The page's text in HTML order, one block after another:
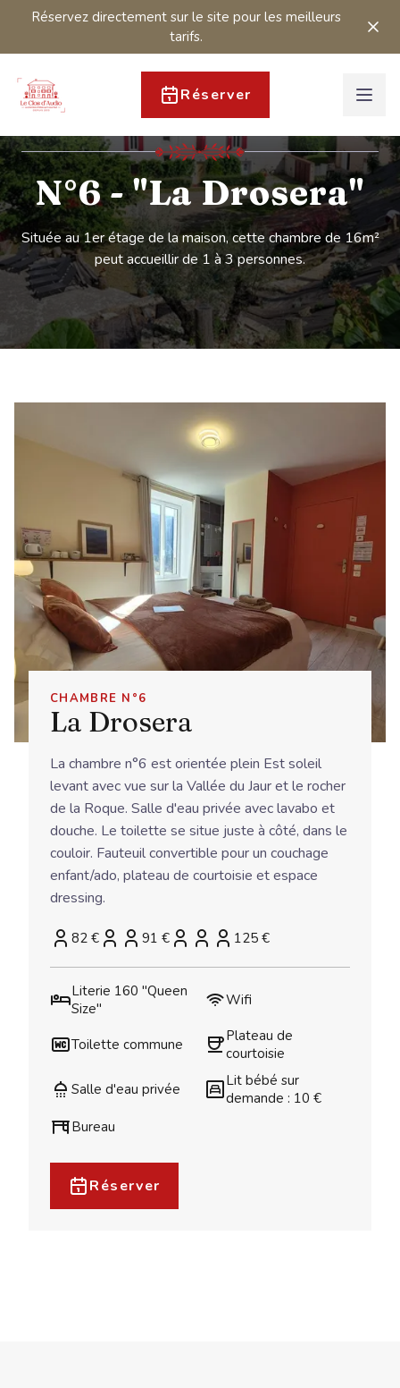
Réservez directement sur le site pour les meilleurs
tarifs.
Réserver
N°6 - "La Drosera"
Située au 1er étage de la maison, cette chambre de 16m²
peut accueillir de 1 à 3 personnes.
CHAMBRE N°6
La Drosera
La chambre n°6 est orientée plein Est soleil
levant avec vue sur la Vallée du Jaur et le rocher
de la Roque. Salle d'eau privée avec lavabo et
douche. Le toilette se situe juste à côté, dans le
couloir. Fauteuil convertible pour un couchage
enfant/ado, plateau de courtoisie et espace
dressing.
82 € 91 € 125 €
Literie 160 "Queen
Size"
Wifi
Toilette commune
Plateau de
courtoisie
Salle d'eau privée
Lit bébé sur
demande : 10 €
Bureau
Réserver